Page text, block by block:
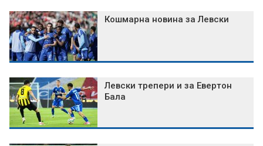
Кошмарна новина за Левски
Левски трепери и за Евертон
Бала